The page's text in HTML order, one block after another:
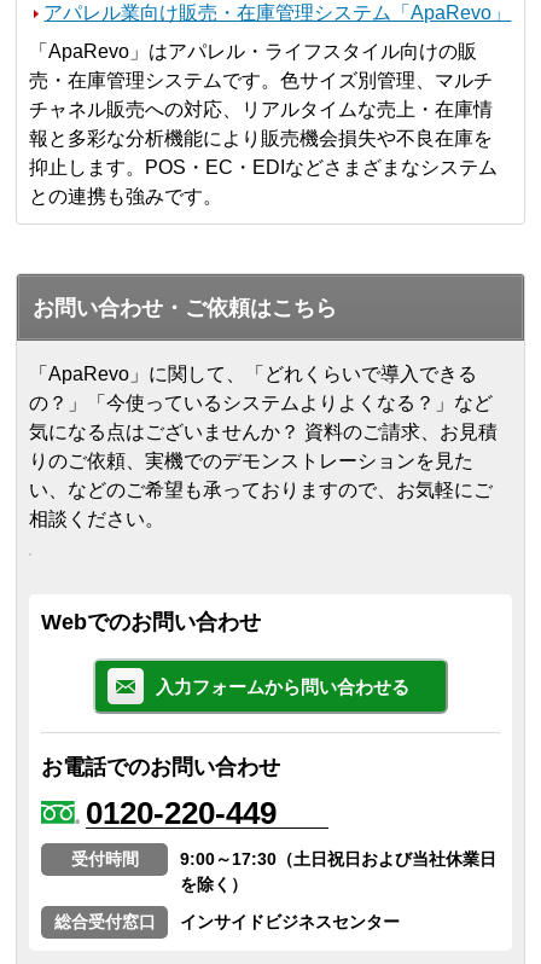
アパレル業向け販売・在庫管理システム「ApaRevo」
「ApaRevo」はアパレル・ライフスタイル向けの販
売・在庫管理システムです。色サイズ別管理、マルチ
チャネル販売への対応、リアルタイムな売上・在庫情
報と多彩な分析機能により販売機会損失や不良在庫を
抑止します。POS・EC・EDIなどさまざまなシステム
との連携も強みです。
お問い合わせ・ご依頼はこちら
「ApaRevo」に関して、「どれくらいで導入できる
の？」「今使っているシステムよりよくなる？」など
気になる点はございませんか？ 資料のご請求、お見積
りのご依頼、実機でのデモンストレーションを見た
い、などのご希望も承っておりますので、お気軽にご
相談ください。
Webでのお問い合わせ
入力フォームから問い合わせる
お電話でのお問い合わせ
0120-220-449
受付時間
9:00～17:30（土日祝日および当社休業日
を除く）
総合受付窓口
インサイドビジネスセンター